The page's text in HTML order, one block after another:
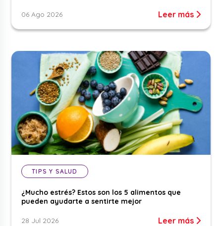
06 Ago 2026 Leer más
TIPS Y SALUD
¿Mucho estrés? Estos son los 5 alimentos que
pueden ayudarte a sentirte mejor
28 Jul 2026 Leer más